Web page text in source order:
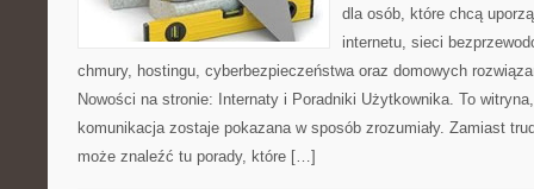
dla osób, które chcą
internetu, sieci
chmury, hostingu, cyberbezpieczeństwa oraz domowych
Nowości na stronie: Internaty i Poradniki Użytkownika. To
komunikacja zostaje pokazana w sposób zrozumiały. Zamiast
może znaleźć tu porady, które […]